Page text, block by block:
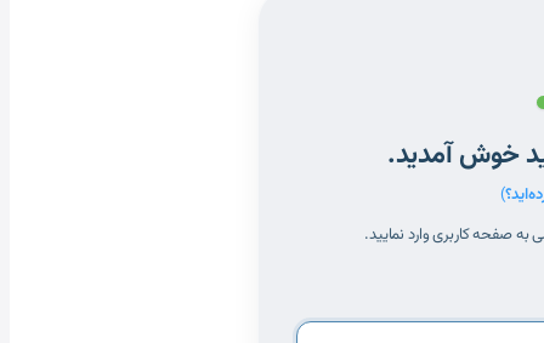
خوش آمدید.
)
به صفحه کاربری وارد نمایید.